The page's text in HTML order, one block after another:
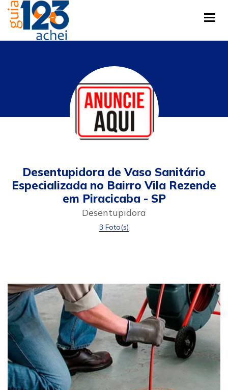
Desentupidora de Vaso Sanitário
Especializada no Bairro Vila Rezende
em Piracicaba - SP
Desentupidora
3 Foto(s)